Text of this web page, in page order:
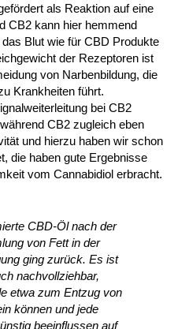
als Reaktion auf eine
CB2 kann hier hemmend
Blut wie für CBD Produkte
der Rezeptoren ist
von Narbenbildung, die
Krankheiten führt.
bei CB2
CB2 zugleich eben
und hierzu haben wir schon
die haben gute Ergebnisse
vom Cannabidiol erbracht.
CBD-Öl nach der
von Fett in der
ging zurück. Es ist
nachvollziehbar,
etwa zum Entzug von
können und jede
beeinflussen auf